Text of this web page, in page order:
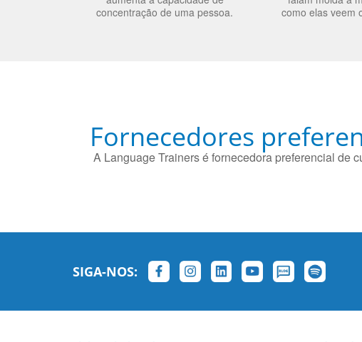
concentração de uma pessoa.
como elas veem
Fornecedores
A Language Trainers é fornecedora preferencial de
SIGA-NOS: